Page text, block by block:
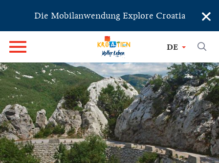
Die Mobilanwendung Explore Croatia ×
DE